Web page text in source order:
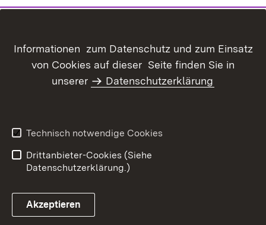
Informationen zum Datenschutz und zum Einsatz
von Cookies auf dieser Seite finden Sie in
unserer
Datenschutzerklärung
Technisch notwendige Cookies
Drittanbieter-Cookies (Siehe
Datenschutzerklärung.)
Akzeptieren